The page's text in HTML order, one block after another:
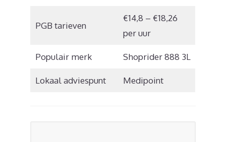
PGB tarieven
€14,8 – €18,26
per uur
Populair merk Shoprider 888 3L
Lokaal adviespunt Medipoint